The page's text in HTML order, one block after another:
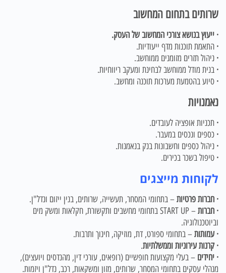
שרותים בתחום המחשוב
· ייעוץ בנושא צורכי המחשוב של העסק.
· התאמת תוכנות מדף ייעודיות.
· ניהול תזרים מזומנים ממוחשב.
· בנית מודל ממוחשב לבחינת ומעקב ריווחיות.
· סיוע בהטמעת מערכות תוכנה ומחשב.
נאמנויות
· תכניות אופציה לעובדים.
· כספים ונכסים במעבר.
· ניהול כספים וחשבונות בנק בנאמנות.
· טיפול בשכר בכירים.
לקוחות מייצגים
· חברות פרטיות – בתחומי המסחר, תעשייה, שרותים, בנין ייזום ונדל"ן.
· חברות
– START UP בתחומי מחשבים ותקשורת, חקלאות ומשק מים
וביוטכנולוגיה.
· עמותות – בתחומי ספורט, דת, מוזיקה, חינוך ותרבות.
· קרנות עירוניות וממשלתיות.
· יחידים – בעלי מקצועות חופשיים (רופאים, עורכי דין, מהנדסים ויועצים),
מנהלי עסקים בתחומי המסחר, שרותים, מזון ומשקאות, רכב, נדל"ן ויזמות.